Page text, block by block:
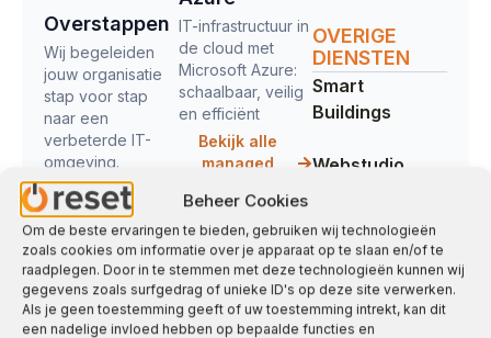
Beheer Cookies
Om de beste ervaringen te bieden, gebruiken wij technologieën
zoals cookies om informatie over je apparaat op te slaan en/of te
raadplegen. Door in te stemmen met deze technologieën kunnen wij
gegevens zoals surfgedrag of unieke ID's op deze site verwerken.
Als je geen toestemming geeft of uw toestemming intrekt, kan dit
een nadelige invloed hebben op bepaalde functies en
Overstappen
Wij begeleiden
jouw organisatie
stap voor stap
naar een
verbeterde IT-
omgeving.
IT-infrastructuur in
de cloud met
Microsoft Azure:
schaalbaar, veilig
en efficiënt
Bekijk alle
managed
OVERIGE
DIENSTEN
Smart
Buildings
Webstudio
Intelligence
Bits + Bytes
Café